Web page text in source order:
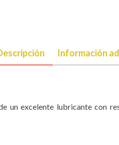
Información
un excelente lubricante con